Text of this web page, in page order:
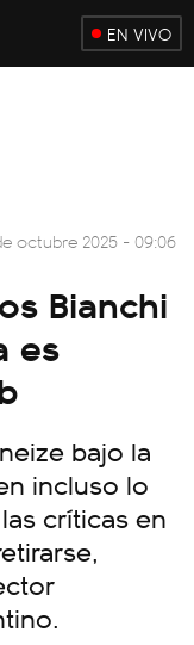
EN VIVO
octubre 2025 - 09:06
Bianchi
es
bajo la
incluso lo
críticas en